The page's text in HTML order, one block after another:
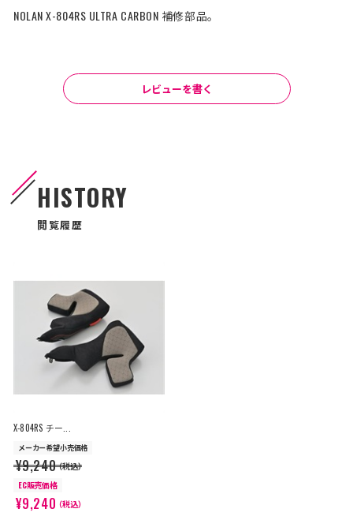
NOLAN X-804RS ULTRA CARBON 補修部品。
レビューを書く
HISTORY
閲覧履歴
X-804RS チー...
メーカー希望小売価格
¥9,240（税込）
EC販売価格
¥9,240（税込）